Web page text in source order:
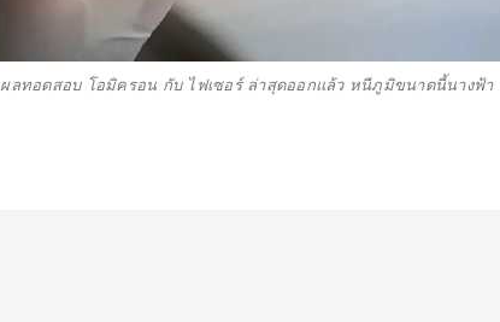
ผลทอดสอบ โอมิครอน กับ ไฟเซอร์ ล่าสุดออกแล้ว หนีภูมิขนาดนี้นางฟ้า